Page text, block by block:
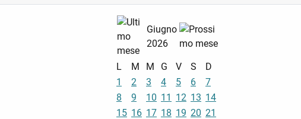
Giugno
2026
L M M G V S
D
1
2 3 4 5 6
7
8
9 10 11 12 13 14
15 16 17 18 19 20 21